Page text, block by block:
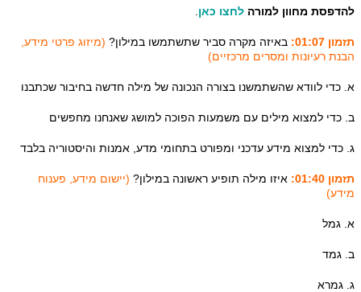
להדפסת מחוון למורה לחצו כאן
תזמון 01:07: באיזה מקרה סביר שתשתמשו במילון? (מיזוג פרטי מידע,
הבנת רעיונות ומסרים מרכזיים)
א. כדי לוודא שהשתמשנו בצורה הנכונה של מילה חדשה בחיבור שכתבנו
ב. כדי למצוא מילים עם משמעות הפוכה למושג שאנחנו מחפשים
ג. כדי למצוא מידע עדכני ומפורט בתחומי מדע, אמנות והיסטוריה בלבד
תזמון 01:40: איזו מילה תופיע ראשונה במילון? (יישום מידע, פענוח
מידע)
א. גמל
ב. גמד
ג. גמרא